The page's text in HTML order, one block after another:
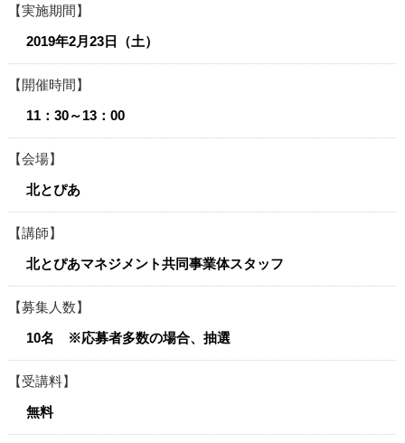
実施期間
2019年2月23日（土）
開催時間
11：30～13：00
会場
北とぴあ
講師
北とぴあマネジメント共同事業体スタッフ
募集人数
10名 ※応募者多数の場合、抽選
受講料
無料